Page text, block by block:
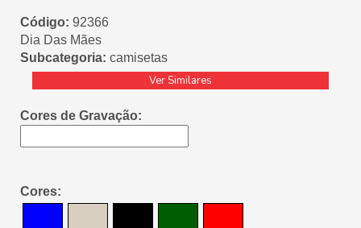
Código: 92366
Dia Das Mães
Subcategoria: camisetas
Ver Similares
Cores de Gravação:
Cores: